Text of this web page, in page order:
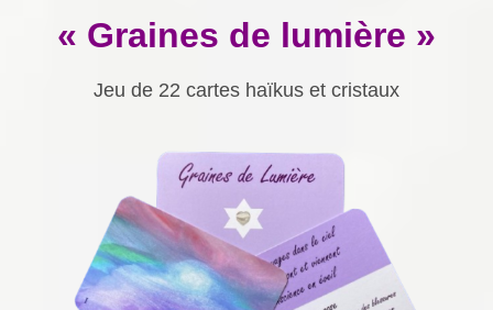
« Graines de lumière »
Jeu de 22 cartes haïkus et cristaux